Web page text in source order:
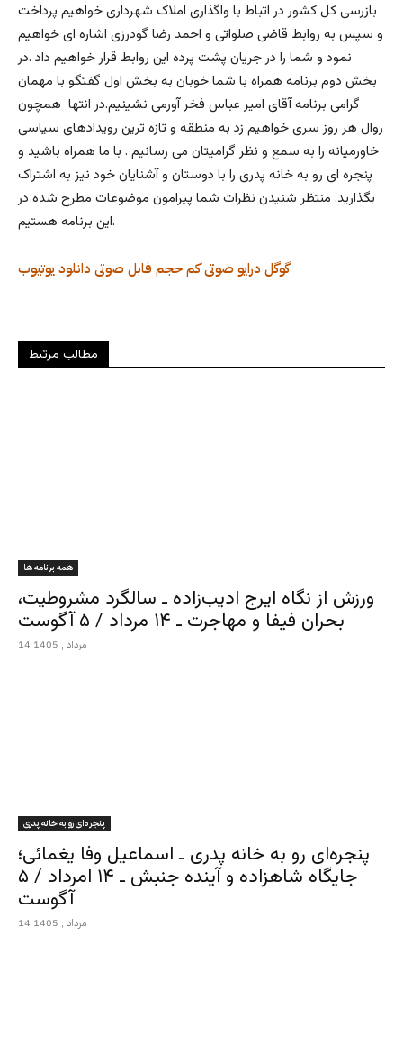
بازرسی کل کشور در اتباط با واگذاری املاک شهرداری خواهیم پرداخت
و سپس به روابط قاضی صلواتی و احمد رضا گودرزی اشاره ای خواهیم
نمود و شما را در جریان پشت پرده این روابط قرار خواهیم داد .در
بخش دوم برنامه همراه با شما خوبان به بخش اول گفتگو با مهمان
گرامی برنامه آقای امیر عباس فخر آورمی نشینیم.در انتها همچون
روال هر روز سری خواهیم زد به منطقه و تازه ترین رویدادهای سیاسی
خاورمیانه را به سمع و نظر گرامیتان می رسانیم . با ما همراه باشید و
پنجره ای رو به خانه پدری را با دوستان و آشنایان خود نیز به اشتراک
بگذارید. منتظر شنیدن نظرات شما پیرامون موضوعات مطرح شده در
این برنامه هستیم.
یوتیوب دانلود فابل صوتی صوتی کم حجم گوگل درایو
مطالب مرتبط
همه برنامه ها
ورزش از نگاه ایرج ادیب‌زاده ـ سالگرد مشروطیت،
بحران فیفا و مهاجرت ـ ۱۴ مرداد / ۵ آگوست
14 مرداد , 1405
پنجره‌ای رو به خانه پدری
پنجره‌ای رو به خانه پدری ـ اسماعیل وفا یغمائی؛
جایگاه شاهزاده و آینده جنبش ـ ۱۴ امرداد / ۵
آگوست
14 مرداد , 1405